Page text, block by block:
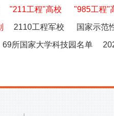
"211工程"高校 "985工程"
2110工程军校 国家示范
69所国家大学科技园名单